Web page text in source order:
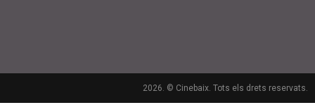
2026. © Cinebaix. Tots els drets reservats.